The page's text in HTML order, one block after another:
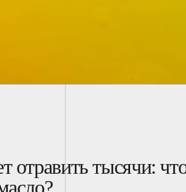
тысячи: